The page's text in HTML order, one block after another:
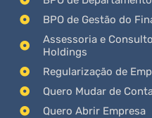
BPO de Gestão do
Assessoria e
Holdings
Regularização de
Quero Mudar de
Quero Abrir Empresa